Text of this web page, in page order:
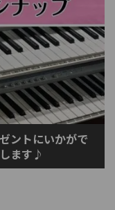
ントにいかがで
ます♪